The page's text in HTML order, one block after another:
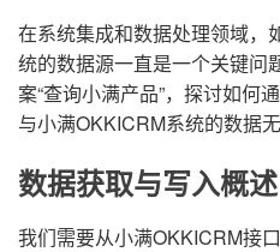
在系统集成和数据处理领域，
统的数据源一直是一个关键问
案“查询小满产品”，探讨如何
与小满OKKICRM系统的数据无
数据获取与写入概述
我们需要从小满OKKICRM接口